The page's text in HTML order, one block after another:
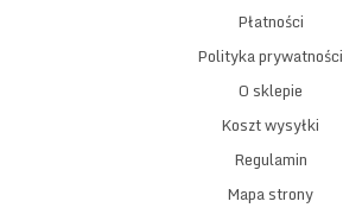
Płatności
Polityka prywatności
O sklepie
Koszt wysyłki
Regulamin
Mapa strony